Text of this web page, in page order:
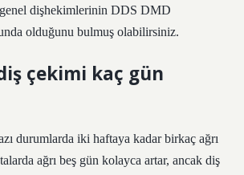
dişhekimlerinin DDS DMD
olduğunu bulmuş olabilirsiniz.
çekimi kaç gün
durumlarda iki haftaya kadar birkaç ağrı
ağrı beş gün kolayca artar, ancak diş